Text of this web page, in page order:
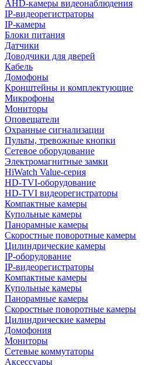
AHD-камеры видеонаблюдения
IP-видеорегистраторы
IP-камеры
Блоки питания
Датчики
Доводчики для дверей
Кабель
Домофоны
Кронштейны и комплектующие
Микрофоны
Мониторы
Оповещатели
Охранные сигнализации
Пульты, тревожные кнопки
Сетевое оборудование
Электромагнитные замки
HiWatch Value-серия
HD-TVI-оборудование
HD-TVI видеорегистраторы
Компактные камеры
Купольные камеры
Панорамные камеры
Скоростные поворотные камеры
Цилиндрические камеры
IP-оборудование
IP-видеорегистраторы
Компактные камеры
Купольные камеры
Панорамные камеры
Скоростные поворотные камеры
Цилиндрические камеры
Домофония
Мониторы
Сетевые коммутаторы
Аксессуары